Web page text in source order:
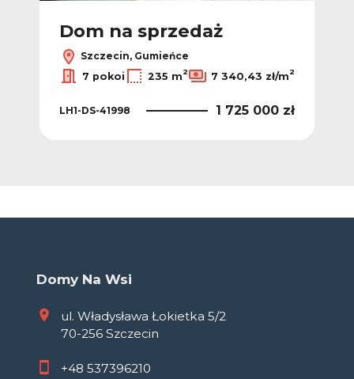
Dom na sprzedaż
Szczecin, Gumieńce
7 pokoi
235 m2 7 340,43 zł/m2
LH1-DS-41998 1 725 000 zł
Domy Na Wsi
ul. Władysława Łokietka 5/2
70-256 Szczecin
+48 537396210